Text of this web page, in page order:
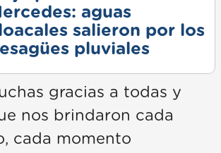
aguas
salieron por los
pluviales
gracias a todas y
nos brindaron cada
cada momento